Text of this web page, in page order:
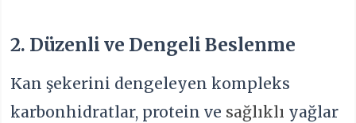
2. Düzenli ve Dengeli Beslenme
Kan şekerini dengeleyen kompleks
karbonhidratlar, protein ve sağlıklı yağlar